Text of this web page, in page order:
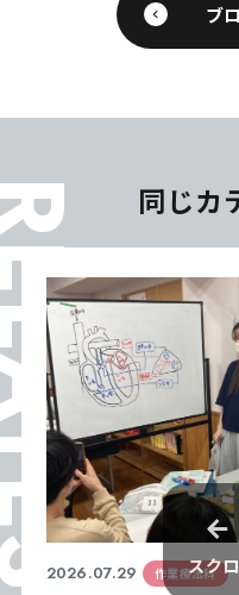
ブ
同じカ
2026.07.29 作業療法科
スク